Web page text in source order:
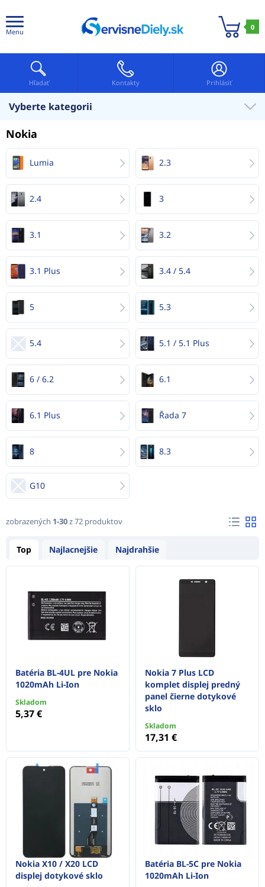
Menu
0
Hľadať Kontakty Prihlásiť
Vyberte kategorii
Nokia
Lumia 2.3
2.4 3
3.1 3.2
3.1 Plus 3.4 / 5.4
5 5.3
5.4 5.1 / 5.1 Plus
6 / 6.2 6.1
6.1 Plus Řada 7
8 8.3
G10
zobrazených 1-30z 72 produktov
Top Najlacnejšie Najdrahšie
Batéria BL-4UL pre Nokia
1020mAh Li-Ion
Skladom
5,37 €
Nokia 7 Plus LCD
komplet displej predný
panel čierne dotykové
sklo
Skladom
17,31 €
Nokia X10 / X20 LCD
displej dotykové sklo
Batéria BL-5C pre Nokia
1020mAh Li-Ion